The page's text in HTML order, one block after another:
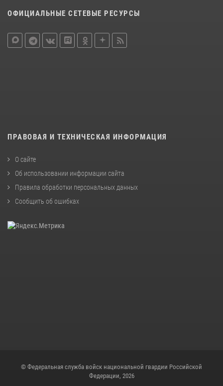
ОФИЦИАЛЬНЫЕ СЕТЕВЫЕ РЕСУРСЫ
ПРАВОВАЯ И ТЕХНИЧЕСКАЯ ИНФОРМАЦИЯ
О сайте
Об использовании информации сайта
Правила обработки персональных данных
Сообщить об ошибках
© Федеральная служба войск национальной гвардии Российской
Федерации, 2026